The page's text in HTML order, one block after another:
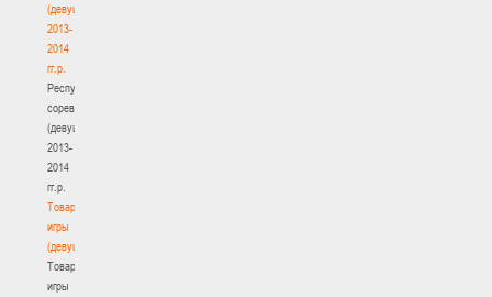
(девушки)
2013-
2014
гг.р.
Республиканские
соревнования
(девушки)
2013-
2014
гг.р.
Товарищеские
игры
(девушки)
Товарищеские
игры